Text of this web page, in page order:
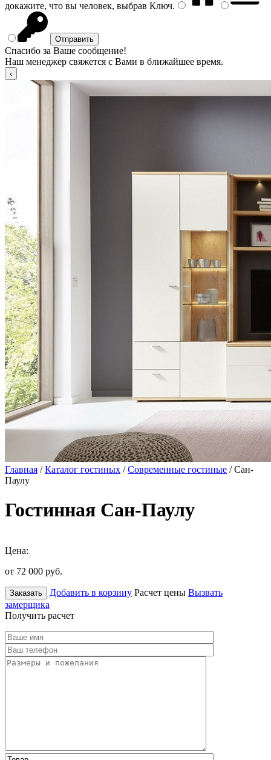
докажите, что вы человек, выбрав Ключ.
Спасибо за Ваше сообщение!
Наш менеджер свяжется с Вами в ближайшее время.
Главная /Каталог гостиных /Современные гостиные / Сан-
Паулу
Гостинная Сан-Паулу
Цена:
от 72 000 руб.
Заказать Добавить в корзину Расчет цены Вызвать
замерщика
Получить расчет